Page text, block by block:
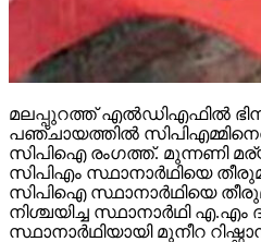
മലപ്പുറത്ത് എല്‍ഡിഎഫില്‍
പഞ്ചായത്തില്‍
സിപിഐ രംഗത്ത്. മുന്നണി
സിപിഎം സ്ഥാനാര്‍ഥിയെ
സിപിഐ സ്ഥാനാര്‍ഥിയെ
നിശ്ചയിച്ച സ്ഥാനാര്‍ഥി
സ്ഥാനാര്‍ഥിയായി മുനീറ